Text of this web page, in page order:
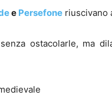
e Persefone riuscivano
ostacolarle, ma